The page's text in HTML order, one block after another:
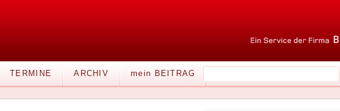
TERMINE ARCHIV mein BEITRAG